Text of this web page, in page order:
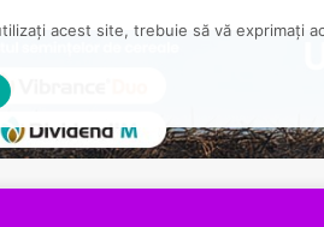
acest site, trebuie să vă exprimați